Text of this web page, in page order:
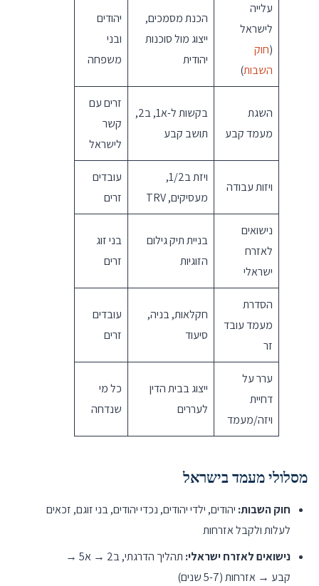
עלייה
לישראל
(חוק
השבות)
הכנת מסמכים,
ייצוג מול סוכנות
יהודית
יהודים
ובני
משפחה
השגת
מעמד קבע
בקשות ל-א1, ב2,
תושב קבע
זרים עם
קשר
לישראל
ויזות עבודה
ויזת ב1/2,
מעסיקים, TRV
עובדים
זרים
נישואים
לאזרח
ישראלי
בניית תיק גילום
הזוגיות
בני זוג
זרים
הסדרת
מעמד עובד
זר
חקלאות, בניה,
סיעוד
עובדים
זרים
ערר על
דחיית
ויזה/מעמד
ייצוג בבית הדין
לעררים
כל מי
שנדחה
מסלולי מעמד בישראל
חוק השבות: יהודים, ילדי יהודים, נכדי יהודים, בני זוגם, זכאים
לעלות ולקבל אזרחות
נישואים לאזרח ישראלי:
תהליך הדרגתי, ב2 → א5 →
קבע → אזרחות (5-7 שנים)